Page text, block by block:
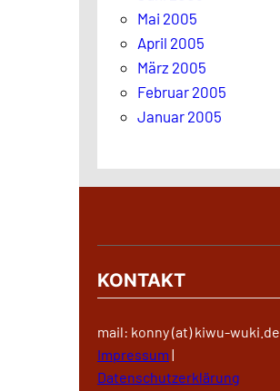
Mai 2005
April 2005
März 2005
Februar 2005
Januar 2005
KONTAKT
mail: konny (at) kiwu-wuki.de
Impressum |
Datenschutzerklärung